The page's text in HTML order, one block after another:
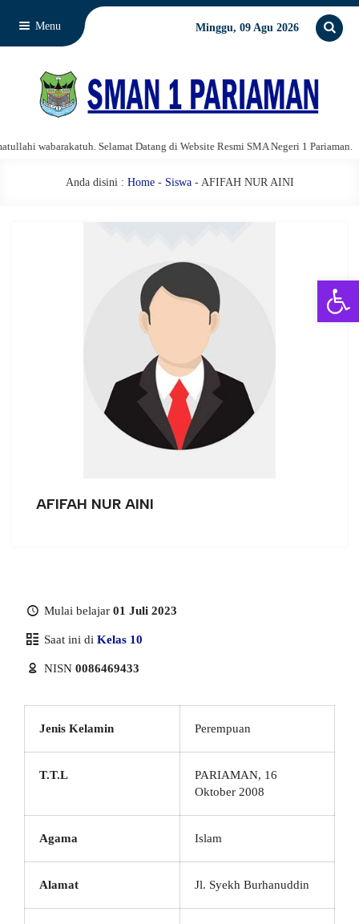
Menu Minggu, 09 Agu 2026
wabarakatuh. Selamat Datang di Website Resmi SMA Negeri 1 Pariaman.
Anda disini : Home- Siswa- AFIFAH NUR AINI
AFIFAH NUR AINI
Mulai belajar 01 Juli 2023
Saat ini di Kelas 10
NISN 0086469433
Jenis Kelamin Perempuan
T.T.L
PARIAMAN, 16
Oktober 2008
Agama Islam
Alamat Jl. Syekh Burhanuddin